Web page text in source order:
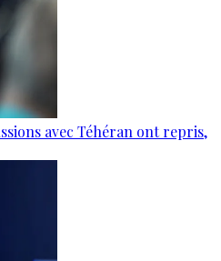
avec Téhéran ont repris,